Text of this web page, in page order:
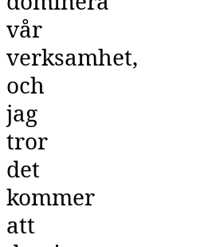
vår
verksamhet,
och
jag
tror
det
kommer
att